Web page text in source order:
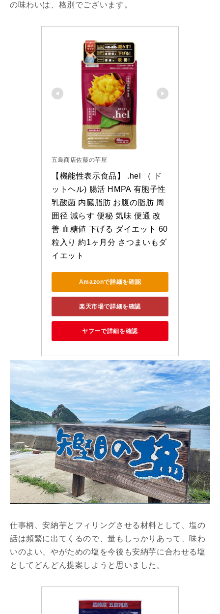
の味わいは、格別でございます。
五島商店佐藤の芋屋
【機能性表示食品】 .hel （ ド
ットヘル) 腸活 HMPA 有胞子性
乳酸菌 内臓脂肪 お腹の脂肪 周
囲径 減らす 便秘 気味 便通 改
善 血糖値 下げる ダイエット 60
粒入り 約1ヶ月分 さつまいもダ
イエット
Amazonで詳細を確認
楽天市場で詳細を確認
ヤフーで詳細を確認
仕事柄、安納芋とフィリングさせる材料として、塩の
話は頻繁に出てくるので、量もしっかりあって、味わ
いのよい、やがための塩を今後も安納芋に合わせる塩
としてどんどん提案しようと思いました。